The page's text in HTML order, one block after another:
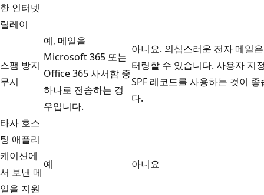
한 인터넷
릴레이
스팸 방지
무시
예, 메일을
Microsoft 365 또는
Office 365 사서함 중
하나로 전송하는 경
우입니다.
아니요. 의심스러운 전자 메일
터링할 수 있습니다. 사용자 지
SPF 레코드를 사용하는 것이 좋
다.
타사 호스
팅 애플리
케이션에
서 보낸 메
일을 지원
예 아니요